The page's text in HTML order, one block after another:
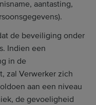
aantasting,
de beveiliging onder
Indien een
in de
zal Verwerker zich
aan een niveau
de gevoeligheid